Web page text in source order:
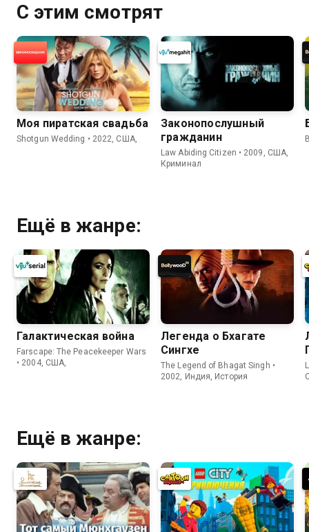
С этим смотрят
Моя пиратская свадьба
Shotgun Wedding • 2022, США,
Законопослушный
гражданин
Law Abiding Citizen • 2009, США,
Криминал
Ещё в жанре:
Галактическая война
Farscape: The Peacekeeper Wars
• 2004, США,
Легенда о Бхагате
Сингхе
The Legend of Bhagat Singh •
2002, Индия, История
Ещё в жанре: